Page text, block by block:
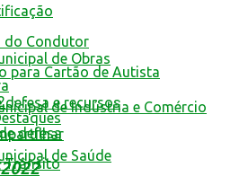
do Condutor
para Cartão de Autista
defesa e recursos
defesa
Trânsito
de Obras
de Indústria e Comércio
de Saúde